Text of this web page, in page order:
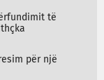
të
për një